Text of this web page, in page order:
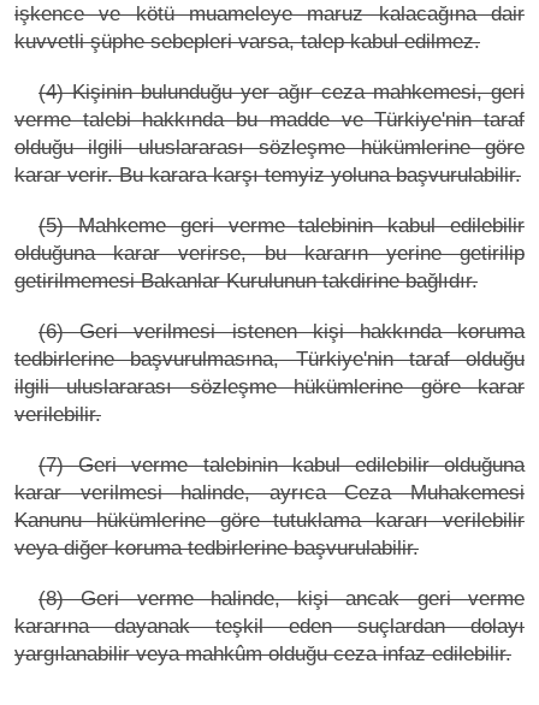
işkence ve kötü muameleye maruz kalacağına dair
kuvvetli şüphe sebepleri varsa, talep kabul edilmez.
(4) Kişinin bulunduğu yer ağır ceza mahkemesi, geri
verme talebi hakkında bu madde ve Türkiye'nin taraf
olduğu ilgili uluslararası sözleşme hükümlerine göre
karar verir. Bu karara karşı temyiz yoluna başvurulabilir.
(5) Mahkeme geri verme talebinin kabul edilebilir
olduğuna karar verirse, bu kararın yerine getirilip
getirilmemesi Bakanlar Kurulunun takdirine bağlıdır.
(6) Geri verilmesi istenen kişi hakkında koruma
tedbirlerine başvurulmasına, Türkiye'nin taraf olduğu
ilgili uluslararası sözleşme hükümlerine göre karar
verilebilir.
(7) Geri verme talebinin kabul edilebilir olduğuna
karar verilmesi halinde, ayrıca Ceza Muhakemesi
Kanunu hükümlerine göre tutuklama kararı verilebilir
veya diğer koruma tedbirlerine başvurulabilir.
(8) Geri verme halinde, kişi ancak geri verme
kararına dayanak teşkil eden suçlardan dolayı
yargılanabilir veya mahkûm olduğu ceza infaz edilebilir.